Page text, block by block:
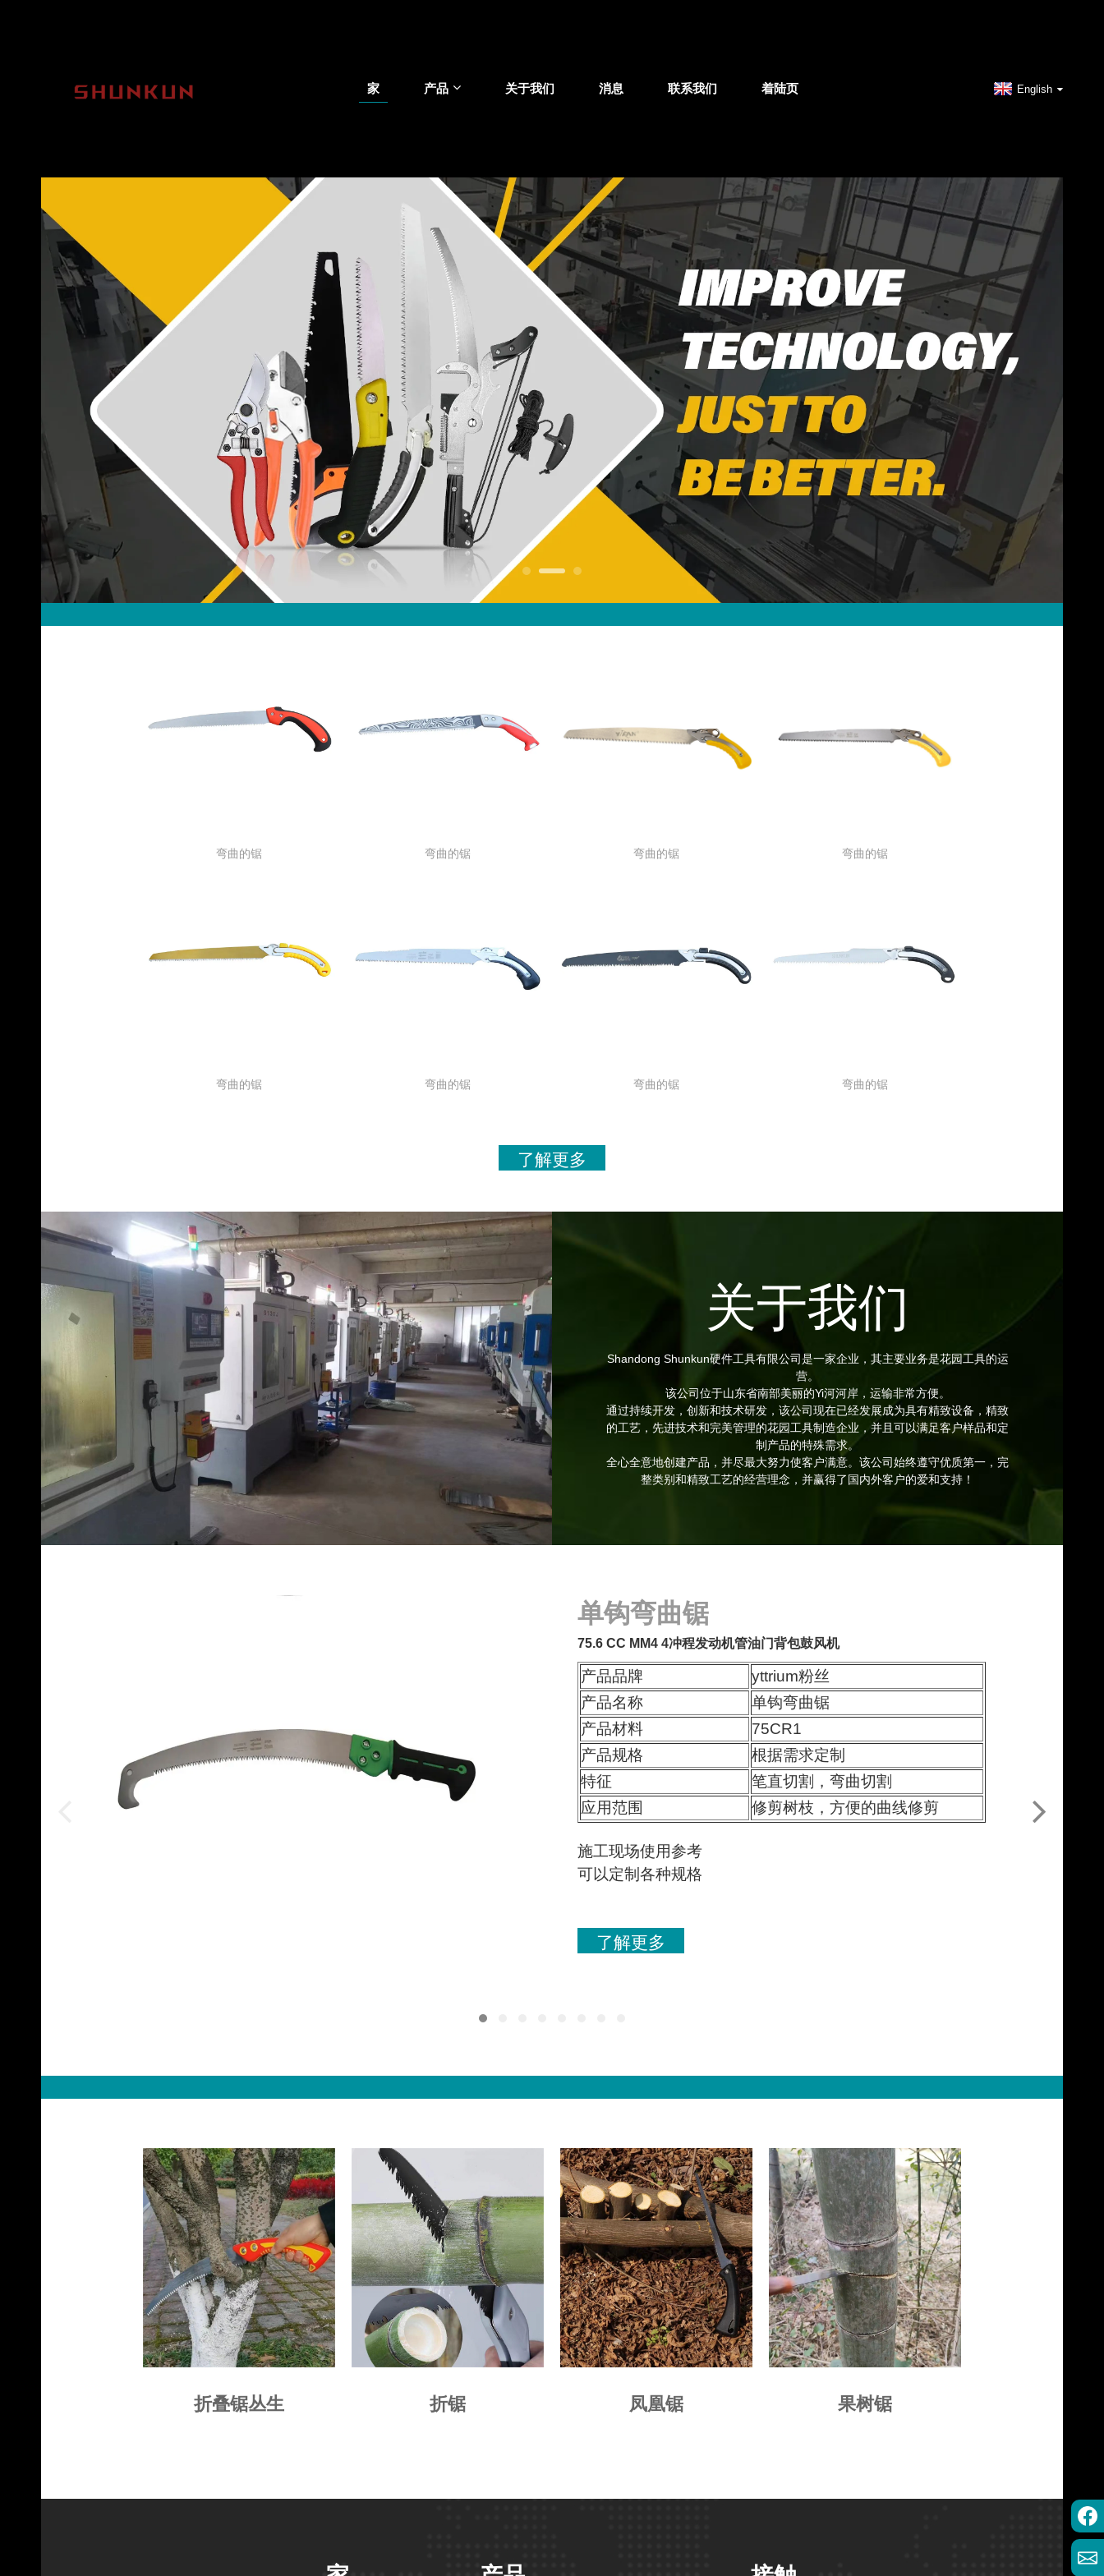
家 产品 关于我们 消息 联系我们 着陆页 English
弯曲的锯 弯曲的锯 弯曲的锯 弯曲的锯
弯曲的锯 弯曲的锯 弯曲的锯 弯曲的锯
了解更多
关于我们
Shandong Shunkun硬件工具有限公司是一家企业，其主要业务是花园工具的运
营。
该公司位于山东省南部美丽的Yi河河岸，运输非常方便。
通过持续开发，创新和技术研发，该公司现在已经发展成为具有精致设备，精致
的工艺，先进技术和完美管理的花园工具制造企业，并且可以满足客户样品和定
制产品的特殊需求。
全心全意地创建产品，并尽最大努力使客户满意。该公司始终遵守优质第一，完
整类别和精致工艺的经营理念，并赢得了国内外客户的爱和支持！
单钩弯曲锯
75.6 CC MM4 4冲程发动机管油门背包鼓风机
产品品牌
yttrium粉丝
产品名称
单钩弯曲锯
产品材料
75CR1
产品规格
根据需求定制
特征
笔直切割，弯曲切割
应用范围
修剪树枝，方便的曲线修剪
施工现场使用参考
可以定制各种规格
了解更多
折叠锯丛生 折锯 凤凰锯 果树锯